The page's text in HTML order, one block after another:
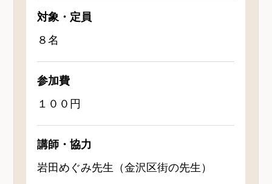
対象・定員
８名
参加費
１００円
講師・協力
岩田めぐみ先生（金沢区街の先生）